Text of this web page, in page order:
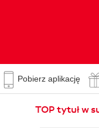
Pobierz aplikację
TOP tytuł w